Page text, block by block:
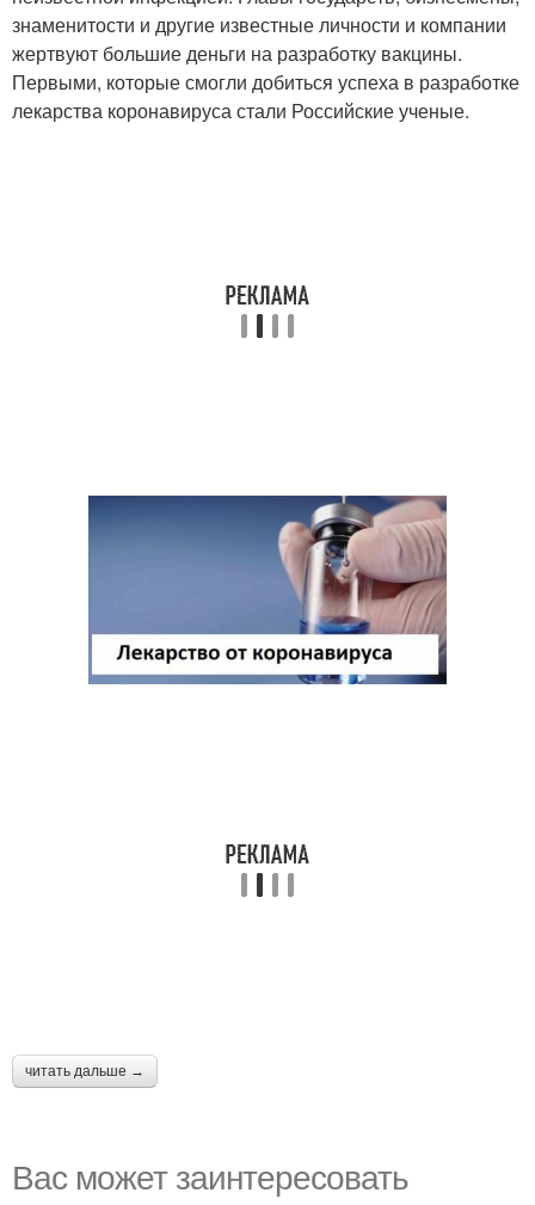
знаменитости и другие известные личности и компании
жертвуют большие деньги на разработку вакцины.
Первыми, которые смогли добиться успеха в разработке
лекарства коронавируса стали Российские ученые.
читать дальше →
Вас может заинтересовать